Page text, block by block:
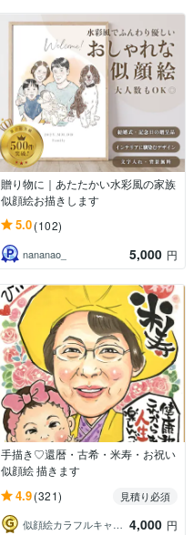
贈り物に｜あたたかい水彩風の家族
似顔絵お描きします
5.0(102)
nananao_ 5,000 円
手描き♡還暦・古希・米寿・お祝い
似顔絵 描きます
4.9(321)
見積り必須
似顔絵カラフルキャンディ
4,000 円